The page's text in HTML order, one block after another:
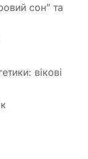
сон” та
вікові